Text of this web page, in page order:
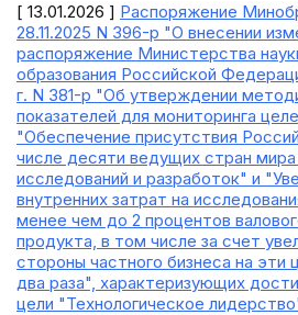
[ 13.01.2026 ] Распоряжение
28.11.2025 N 396-р "О внесении
распоряжение Министерства
образования Российской
г. N 381-р "Об утверждении
показателей для мониторинга
"Обеспечение присутствия
числе десяти ведущих стран
исследований и разработок" и
внутренних затрат на
менее чем до 2 процентов
продукта, в том числе за счет
стороны частного бизнеса на эти
два раза", характеризующих
цели "Технологическое